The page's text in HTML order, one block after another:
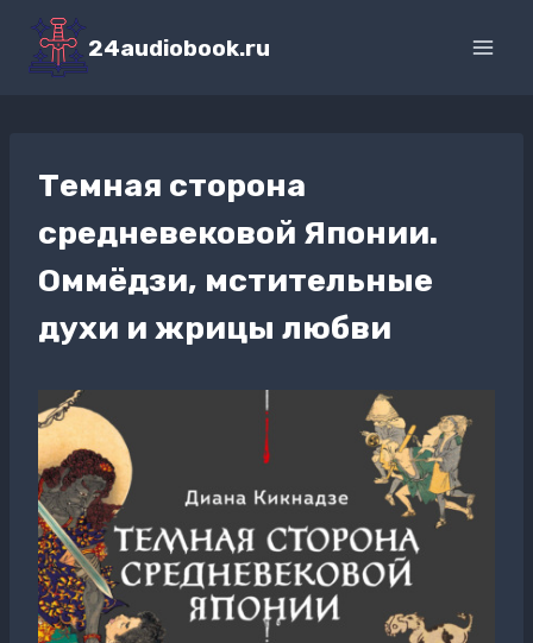
Перейти
содержимому
24audiobook.ru
Темная сторона
средневековой Японии.
Оммёдзи, мстительные
духи и жрицы любви